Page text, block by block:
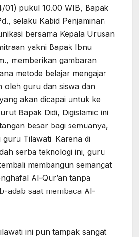
01) pukul 10.00 WIB, Bapak
selaku Kabid Penjaminan
bersama Kepala Urusan
yakni Bapak Ibnu
memberikan gambaran
metode belajar mengajar
oleh guru dan siswa dan
akan dicapai untuk ke
Bapak Didi, Digislamic ini
besar bagi semuanya,
guru Tilawati. Karena di
serba teknologi ini, guru
membangun semangat
Al-Qur’an tanpa
adab saat membaca Al-
ini pun tampak sangat